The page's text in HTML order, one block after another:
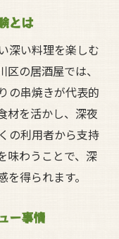
とは
深い料理を楽しむ
の居酒屋では、
の串焼きが代表的
材を活かし、深夜
の利用者から支持
味わうことで、深
得られます。
ー事情